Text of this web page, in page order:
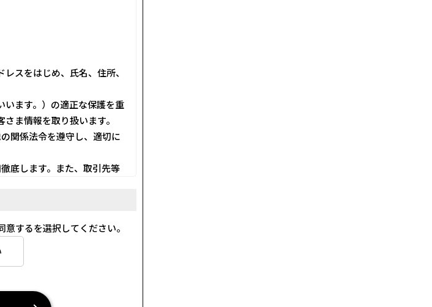
スをはじめ、氏名、住所、
います。）の適正な保護を重
ま情報を取り扱います。
関係法令を遵守し、適切に
底します。また、取引先等
公表し、その利用目的にし
策を講じて適切な管理を行
、削除、利用停止の依頼を
ます。
するを選択してください。